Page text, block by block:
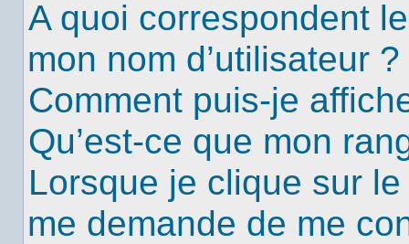
A quoi correspondent
mon nom d’utilisateur ?
Comment puis-je
Qu’est-ce que mon
Lorsque je clique sur
me demande de me